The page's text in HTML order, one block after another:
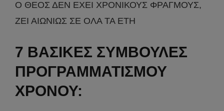
Ο ΘΕΟΣ ΔΕΝ ΕΧΕΙ ΧΡΟΝΙΚΟΥΣ ΦΡΑΓΜΟΥΣ,
ΖΕΙ ΑΙΩΝΙΩΣ ΣΕ ΟΛΑ ΤΑ ΕΤΗ
7 ΒΑΣΙΚΕΣ ΣΥΜΒΟΥΛΕΣ
ΠΡΟΓΡΑΜΜΑΤΙΣΜΟΥ
ΧΡΟΝΟΥ: